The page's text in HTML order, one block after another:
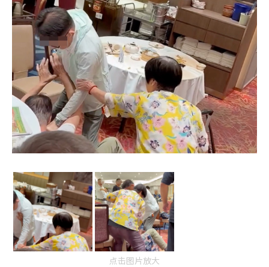
点击图片放大